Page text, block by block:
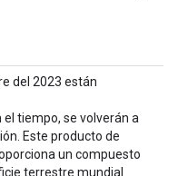
del 2023 están
tiempo, se volverán a
Este producto de
un compuesto
terrestre mundial